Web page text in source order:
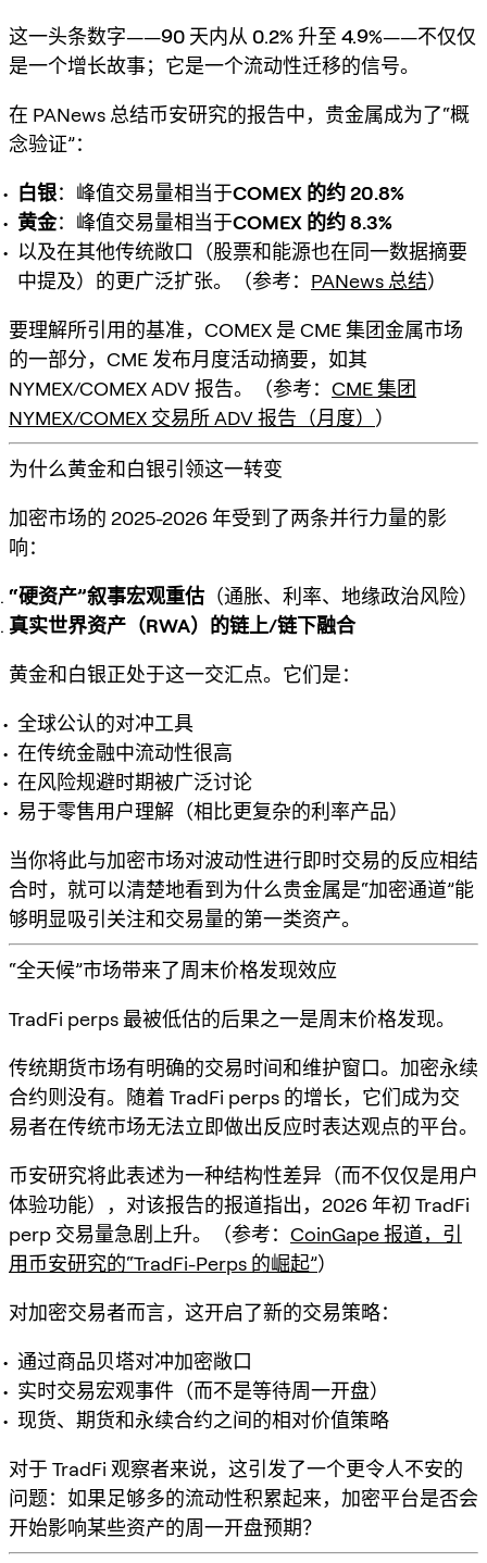
这一头条数字——90 天内从 0.2% 升至 4.9%——不仅仅
是一个增长故事；它是一个流动性迁移的信号。
在 PANews 总结币安研究的报告中，贵金属成为了“概
念验证”：
白银：峰值交易量相当于COMEX 的约 20.8%
黄金：峰值交易量相当于COMEX 的约 8.3%
以及在其他传统敞口（股票和能源也在同一数据摘要
中提及）的更广泛扩张。（参考： PANews 总结）
要理解所引用的基准，COMEX 是 CME 集团金属市场
的一部分，CME 发布月度活动摘要，如其
NYMEX/COMEX ADV 报告。（参考： CME 集团
NYMEX/COMEX 交易所 ADV 报告（月度） ）
为什么黄金和白银引领这一转变
加密市场的 2025-2026 年受到了两条并行力量的影
响：
“硬资产”叙事宏观重估 （通胀、利率、地缘政治风险）
真实世界资产（RWA）的链上/链下融合
黄金和白银正处于这一交汇点。它们是：
全球公认的对冲工具
在传统金融中流动性很高
在风险规避时期被广泛讨论
易于零售用户理解（相比更复杂的利率产品）
当你将此与加密市场对波动性进行即时交易的反应相结
合时，就可以清楚地看到为什么贵金属是“加密通道”能
够明显吸引关注和交易量的第一类资产。
“全天候”市场带来了周末价格发现效应
TradFi perps 最被低估的后果之一是周末价格发现。
传统期货市场有明确的交易时间和维护窗口。加密永续
合约则没有。随着 TradFi perps 的增长，它们成为交
易者在传统市场无法立即做出反应时表达观点的平台。
币安研究将此表述为一种结构性差异（而不仅仅是用户
体验功能），对该报告的报道指出，2026 年初 TradFi
perp 交易量急剧上升。（参考： CoinGape 报道，引
用币安研究的“TradFi-Perps 的崛起”）
对加密交易者而言，这开启了新的交易策略：
通过商品贝塔对冲加密敞口
实时交易宏观事件（而不是等待周一开盘）
现货、期货和永续合约之间的相对价值策略
对于 TradFi 观察者来说，这引发了一个更令人不安的
问题： 如果足够多的流动性积累起来，加密平台是否会
开始影响某些资产的周一开盘预期？